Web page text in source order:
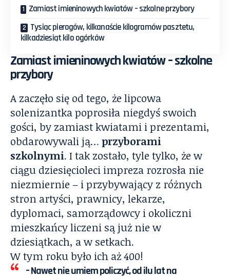
Zamiast imieninowych kwiatów – szkolne przybory
Tysiąc pierogów, kilkanaście kilogramów pasztetu,
kilkadziesiąt kilo ogórków
Zamiast imieninowych kwiatów – szkolne
przybory
A zaczęło się od tego, że lipcowa
solenizantka poprosiła niegdyś swoich
gości, by zamiast kwiatami i prezentami,
obdarowywali ją… przyborami
szkolnymi. I tak zostało, tyle tylko, że w
ciągu dziesięcioleci impreza rozrosła nie
niezmiernie – i przybywający z różnych
stron artyści, prawnicy, lekarze,
dyplomaci, samorządowcy i okoliczni
mieszkańcy liczeni są już nie w
dziesiątkach, a w setkach.
W tym roku było ich aż 400!
– Nawet nie umiem policzyć, od ilu lat na